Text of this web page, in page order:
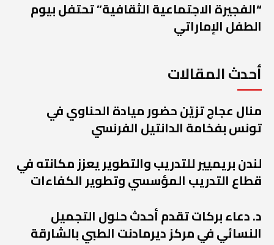
“الفجيرة الاجتماعية الثقافية” تحتفل بيوم
الطفل الإماراتي
أحدث المقالات
منال عجاج تزيّن حضور ميادة الحناوي في
تونس بفخامة الدانتيل الفرنسي
لندن بريميير للتدريب والتطوير يعزز مكانته في
قطاع التدريب المؤسسي وتطوير الكفاءات
د. دعاء بركات تقدم أحدث حلول التجميل
النسائي في مركز ديرمادنت الطبي بالشارقة